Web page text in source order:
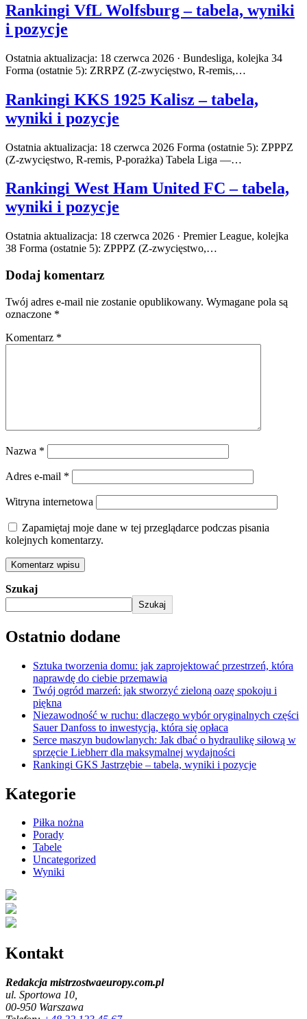
Rankingi VfL Wolfsburg – tabela, wyniki
i pozycje
Ostatnia aktualizacja: 18 czerwca 2026 · Bundesliga, kolejka 34
Forma (ostatnie 5): ZRRPZ (Z-zwycięstwo, R-remis,…
Rankingi KKS 1925 Kalisz – tabela,
wyniki i pozycje
Ostatnia aktualizacja: 18 czerwca 2026 Forma (ostatnie 5): ZPPPZ
(Z-zwycięstwo, R-remis, P-porażka) Tabela Liga —…
Rankingi West Ham United FC – tabela,
wyniki i pozycje
Ostatnia aktualizacja: 18 czerwca 2026 · Premier League, kolejka
38 Forma (ostatnie 5): ZPPPZ (Z-zwycięstwo,…
Dodaj komentarz
Twój adres e-mail nie zostanie opublikowany. Wymagane pola są
oznaczone *
Komentarz *
Nazwa *
Adres e-mail *
Witryna internetowa
Zapamiętaj moje dane w tej przeglądarce podczas pisania
kolejnych komentarzy.
Szukaj
Szukaj
Ostatnio dodane
Sztuka tworzenia domu: jak zaprojektować przestrzeń, która
naprawdę do ciebie przemawia
Twój ogród marzeń: jak stworzyć zieloną oazę spokoju i
piękna
Niezawodność w ruchu: dlaczego wybór oryginalnych części
Sauer Danfoss to inwestycja, która się opłaca
Serce maszyn budowlanych: Jak dbać o hydraulikę siłową w
sprzęcie Liebherr dla maksymalnej wydajności
Rankingi GKS Jastrzębie – tabela, wyniki i pozycje
Kategorie
Piłka nożna
Porady
Tabele
Uncategorized
Wyniki
Kontakt
Redakcja mistrzostwaeuropy.com.pl
ul. Sportowa 10,
00-950 Warszawa